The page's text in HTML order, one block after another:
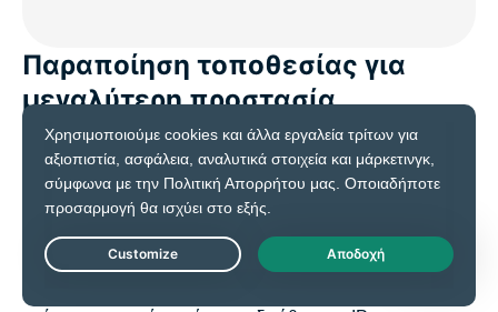
Παραποίηση τοποθεσίας για
μεγαλύτερη προστασία
απορρήτου
Κάποιοι ιστότοποι χρησιμοποιούν τη λειτουργία
πρόσβαση στη φυσική θέση της συσκευής σας. Αυτό
Live Chat